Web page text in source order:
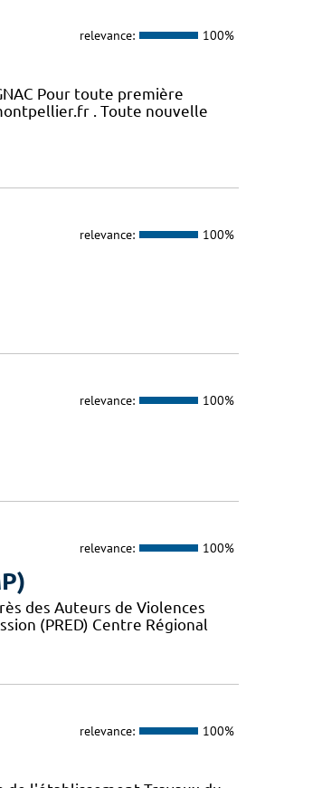
relevance: 100%
Pour toute première
. Toute nouvelle
relevance: 100%
relevance: 100%
relevance: 100%
des Auteurs de Violences
(PRED) Centre Régional
relevance: 100%